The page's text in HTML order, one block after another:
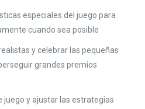
especiales del juego para
cuando sea posible
y celebrar las pequeñas
grandes premios
juego y ajustar las estrategias